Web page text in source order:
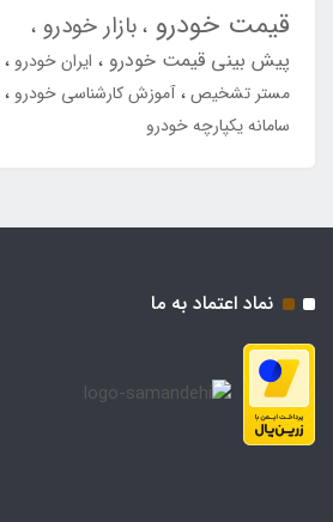
قیمت خودرو بازار خودرو
پیش بینی قیمت خودرو ایران خودرو
مستر تشخیص آموزش کارشناسی خودرو
سامانه یکپارچه خودرو
نماد اعتماد به ما